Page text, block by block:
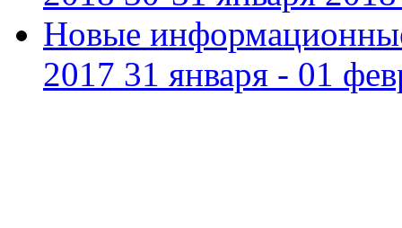
Новые
2017 31 января - 01